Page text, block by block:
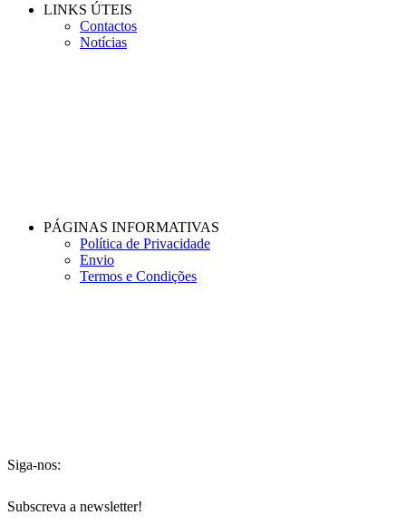
LINKS ÚTEIS
Contactos
Notícias
PÁGINAS INFORMATIVAS
Política de Privacidade
Envio
Termos e Condições
Siga-nos:
Subscreva a newsletter!